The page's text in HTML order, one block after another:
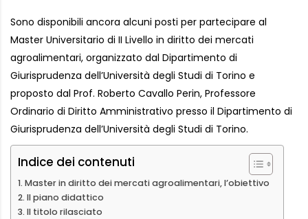
Sono disponibili ancora alcuni posti per partecipare al
Master Universitario di II Livello in diritto dei mercati
agroalimentari, organizzato dal Dipartimento di
Giurisprudenza dell’Università degli Studi di Torino e
proposto dal Prof. Roberto Cavallo Perin, Professore
Ordinario di Diritto Amministrativo presso il Dipartimento di
Giurisprudenza dell’Università degli Studi di Torino.
Indice dei contenuti
Master in diritto dei mercati agroalimentari, l’obiettivo
Il piano didattico
Il titolo rilasciato